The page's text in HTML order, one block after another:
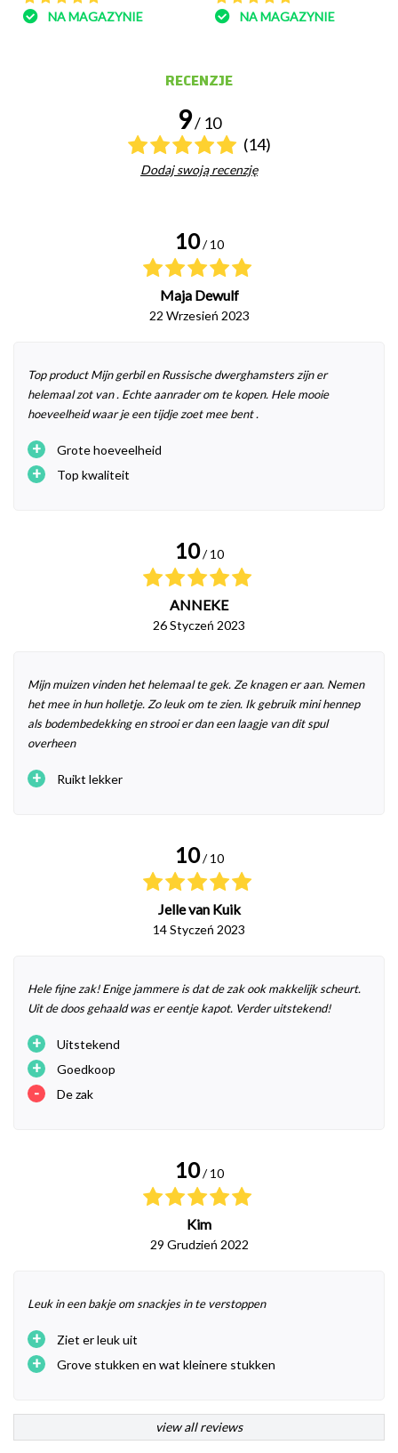
NA MAGAZYNIE NA MAGAZYNIE
RECENZJE
9/ 10
(14)
Dodaj swoją recenzję
10 / 10
Maja Dewulf
22 Wrzesień 2023
Top product Mijn gerbil en Russische dwerghamsters zijn er
helemaal zot van . Echte aanrader om te kopen. Hele mooie
hoeveelheid waar je een tijdje zoet mee bent .
+ Grote hoeveelheid
+ Top kwaliteit
10 / 10
ANNEKE
26 Styczeń 2023
Mijn muizen vinden het helemaal te gek. Ze knagen er aan. Nemen
het mee in hun holletje. Zo leuk om te zien. Ik gebruik mini hennep
als bodembedekking en strooi er dan een laagje van dit spul
overheen
+ Ruikt lekker
10 / 10
Jelle van Kuik
14 Styczeń 2023
Hele fijne zak! Enige jammere is dat de zak ook makkelijk scheurt.
Uit de doos gehaald was er eentje kapot. Verder uitstekend!
+ Uitstekend
+ Goedkoop
- De zak
10 / 10
Kim
29 Grudzień 2022
Leuk in een bakje om snackjes in te verstoppen
+ Ziet er leuk uit
+ Grove stukken en wat kleinere stukken
view all reviews